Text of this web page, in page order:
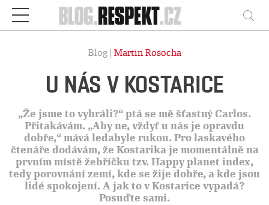
Respekt
Blog | Martin Rosocha
U NÁS V KOSTARICE
„Že jsme to vyhráli?“ ptá se mě šťastný Carlos.
Přitakávám. „Aby ne, vždyť u nás je opravdu
dobře,“ mává ledabyle rukou. Pro laskavého
čtenáře dodávám, že Kostarika je momentálně na
prvním místě žebříčku tzv. Happy planet index,
tedy porovnání zemí, kde se žije dobře, a kde jsou
lidé spokojení. A jak to v Kostarice vypadá?
Posuďte sami.